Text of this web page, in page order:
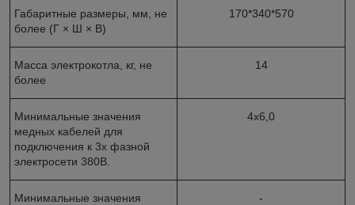
Габаритные размеры, мм, не
более (Г × Ш × В)
170*340*570
Масса электрокотла, кг, не
более
14
Минимальные значения
медных кабелей для
подключения к 3х фазной
электросети 380В.
4х6,0
Минимальные значения
-